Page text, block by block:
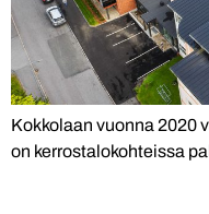
Kokkolaan vuonna 2020
on kerrostalokohteissa